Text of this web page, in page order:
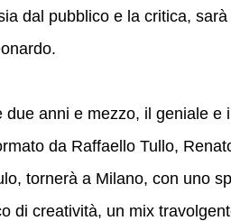
dal pubblico e la critica,
anni e mezzo, il geniale e
da Raffaello Tullo,
tornerà a Milano, con uno
di creatività, un mix